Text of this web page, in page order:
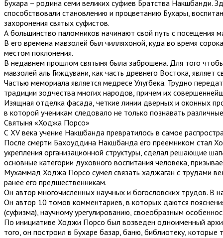
Бухара – родина семи великих суфиев Братства Накшбанди.
способствовали становлению и процветанию Бухары,
захоронения святых суфистов.
А большинство паломников начинают свой путь с посещения
В его времена мавзолей был чилляхоной, куда во время
местом поклонения.
В недавнем прошлом святыня была заброшена. Для того
мавзолей аль Гиждувани, как часть древнего Востока, являет
Частью мемориала является медресе Улугбека. Трудно
традиции зодчества многих народов, причем их
Изящная отделка фасада, четкие линии дверных и оконных
в которой ученикам следовало не только познавать
Святыня «Ходжа Порсо»
С XV века учение Накшбанда превратилось в самое
После смерти Бахоуддина Накшбанда его преемником стал
укрепления организационной структуры, сделал решающие
основные категории духовного воспитания человека,
Мухаммад Ходжа Порсо сумел связать хаджаган с трудами
ранее его предшественникам.
Он автор многочисленных научных и богословских трудов. В
Он автор 10 томов комментариев, в которых даются
(суфизма), научному урегулированию, своеобразным
По инициативе Ходжи Порсо был возведен одноименный
того, он построил в Бухаре базар, баню, библиотеку,